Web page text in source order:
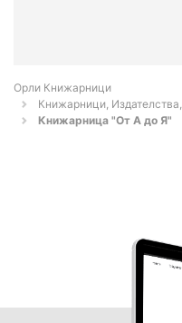
Орли Книжарници
Книжарници,
Книжарница "От А до Я"